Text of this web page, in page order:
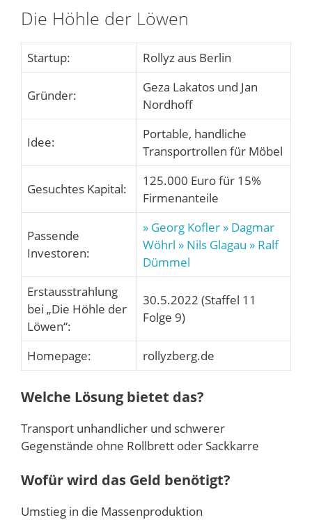
Die Höhle der Löwen
Startup: Rollyz aus Berlin
Gründer:
Geza Lakatos und Jan
Nordhoff
Idee:
Portable, handliche
Transportrollen für Möbel
Gesuchtes Kapital:
125.000 Euro für 15%
Firmenanteile
Passende
Investoren:
» Georg Kofler » Dagmar
Wöhrl » Nils Glagau » Ralf
Dümmel
Erstausstrahlung
bei „Die Höhle der
Löwen“:
30.5.2022 (Staffel 11
Folge 9)
Homepage: rollyzberg.de
Welche Lösung bietet das?
Transport unhandlicher und schwerer
Gegenstände ohne Rollbrett oder Sackkarre
Wofür wird das Geld benötigt?
Umstieg in die Massenproduktion